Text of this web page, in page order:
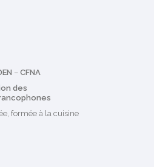
– CFNA
des
formée à la cuisine